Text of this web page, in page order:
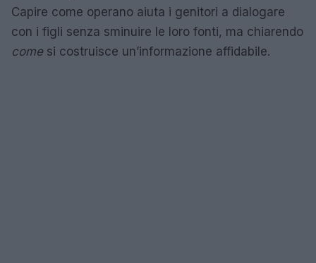
Capire come operano aiuta i genitori a dialogare
con i figli senza sminuire le loro fonti, ma chiarendo
comesi costruisce un’informazione affidabile.